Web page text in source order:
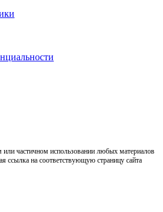
частичном использовании любых материалов
ссылка на соответствующую страницу сайта